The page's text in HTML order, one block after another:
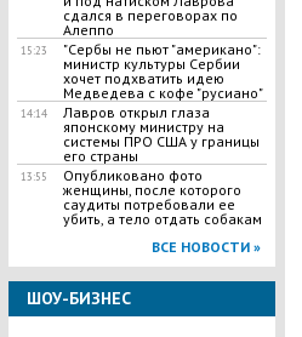
сдался в переговорах по
Алеппо
15:23
"Сербы не пьют "американо":
министр культуры Сербии
хочет подхватить идею
Медведева с кофе "русиано"
14:14
Лавров открыл глаза
японскому министру на
системы ПРО США у границы
его страны
13:55
Опубликовано фото
женщины, после которого
саудиты потребовали ее
убить, а тело отдать собакам
ВСЕ НОВОСТИ »
ШОУ-БИЗНЕС